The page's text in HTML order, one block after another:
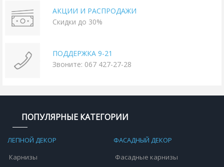
АКЦИИ И РАСПРОДАЖИ
Скидки до 30%
ПОДДЕРЖКА 9-21
Звоните: 067 427-27-28
ПОПУЛЯРНЫЕ КАТЕГОРИИ
ЛЕПНОЙ ДЕКОР
Карнизы
ФАСАДНЫЙ ДЕКОР
Фасадные карнизы